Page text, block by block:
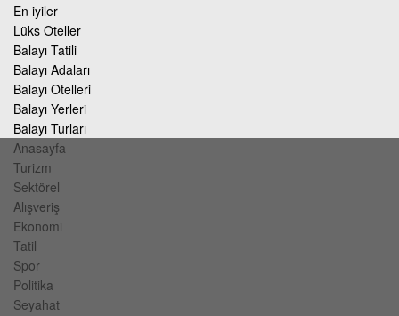
En iyiler
Lüks Oteller
Balayı Tatili
Balayı Adaları
Balayı Otelleri
Balayı Yerleri
Balayı Turları
Anasayfa
Turizm
Sektörel
Alışveriş
Ekonomi
Tatil
Spor
Politika
Seyahat